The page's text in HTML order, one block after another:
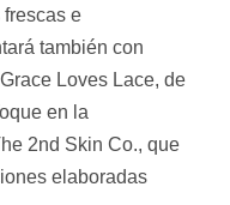
e
también con
Loves Lace, de
en la
2nd Skin Co., que
elaboradas